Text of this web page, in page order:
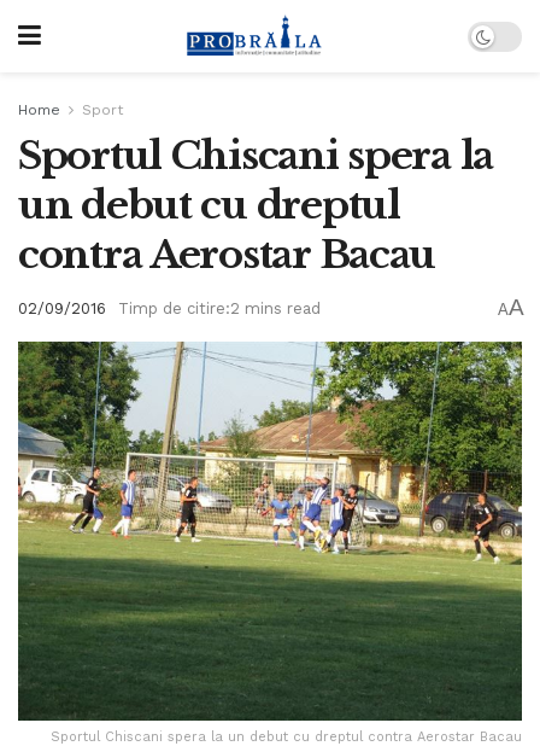
Home Sport
Sportul Chiscani spera la
un debut cu dreptul
contra Aerostar Bacau
02/09/2016 Timp de citire:2 mins read AA
Sportul Chiscani spera la un debut cu dreptul contra Aerostar Bacau